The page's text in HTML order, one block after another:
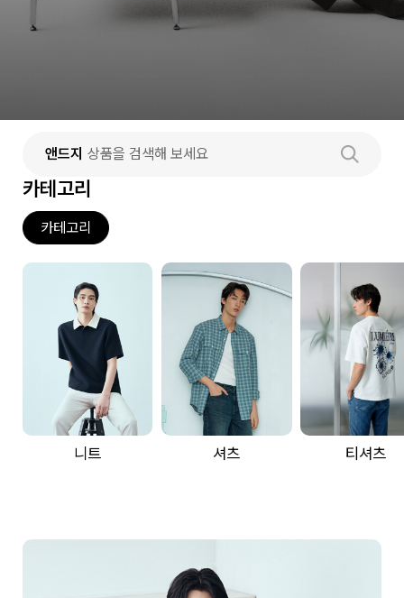
앤드지 상품을 검색해 보세요
카테고리
카테고리
니트 셔츠 티셔츠